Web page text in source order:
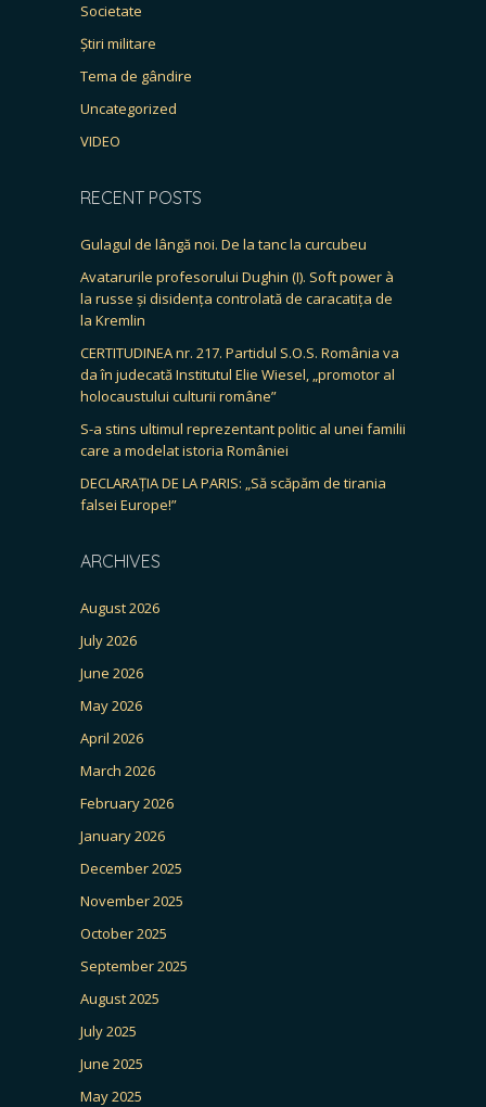
Societate
Știri militare
Tema de gândire
Uncategorized
VIDEO
RECENT POSTS
Gulagul de lângă noi. De la tanc la curcubeu
Avatarurile profesorului Dughin (I). Soft power à
la russe și disidența controlată de caracatița de
la Kremlin
CERTITUDINEA nr. 217. Partidul S.O.S. România va
da în judecată Institutul Elie Wiesel, „promotor al
holocaustului culturii române”
S-a stins ultimul reprezentant politic al unei familii
care a modelat istoria României
DECLARAȚIA DE LA PARIS: „Să scăpăm de tirania
falsei Europe!”
ARCHIVES
August 2026
July 2026
June 2026
May 2026
April 2026
March 2026
February 2026
January 2026
December 2025
November 2025
October 2025
September 2025
August 2025
July 2025
June 2025
May 2025